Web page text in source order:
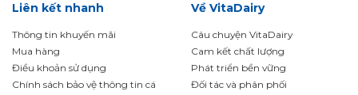
Liên kết nhanh
Thông tin khuyến mãi
Mua hàng
Điều khoản sử dụng
Chính sách bảo vệ thông tin cá
Về VitaDairy
Câu chuyện VitaDairy
Cam kết chất lượng
Phát triển bền vững
Đối tác và phân phối